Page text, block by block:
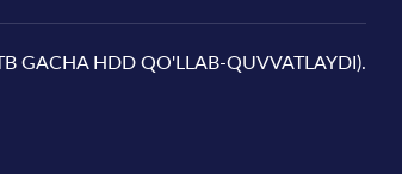
GACHA HDD QO'LLAB-QUVVATLAYDI).